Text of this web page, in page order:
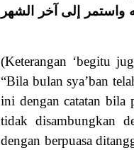
إلى آخر الشهر
(Keterangan ‘begitu
“Bila bulan sya’ban
ini dengan catatan bila
tidak disambungkan
dengan berpuasa